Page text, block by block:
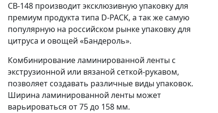
CB-148 производит эксклюзивную упаковку для
премиум продукта типа D-PACK, а так же самую
популярную на российском рынке упаковку для
цитруса и овощей «Бандероль».
Комбинирование ламинированной ленты с
экструзионной или вязаной сеткой-рукавом,
позволяет создавать различные виды упаковок.
Ширина ламинированной ленты может
варьироваться от 75 до 158 мм.